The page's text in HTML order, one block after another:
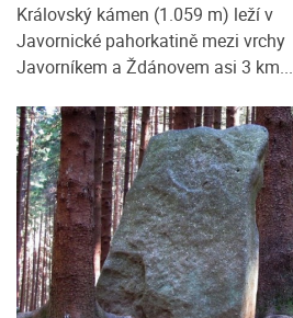
Královský kámen (1.059 m) leží v
Javornické pahorkatině mezi vrchy
Javorníkem a Ždánovem asi 3 km...